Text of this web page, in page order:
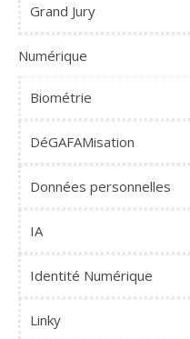
Grand Jury
Numérique
Biométrie
DéGAFAMisation
Données personnelles
IA
Identité Numérique
Linky